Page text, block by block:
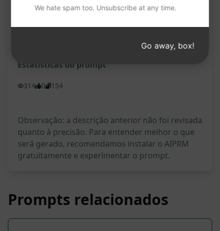
Estatísticas do prompt
314 0 154
Observação: a descrição anterior não foi revisada
quanto à precisão. Para entender melhor o que
será gerado, recomendamos instalar o AIPRM
gratuitamente e experimentar o prompt.
Prompts relacionados
We hate spam too. Unsubscribe at any time.
Go away, box!